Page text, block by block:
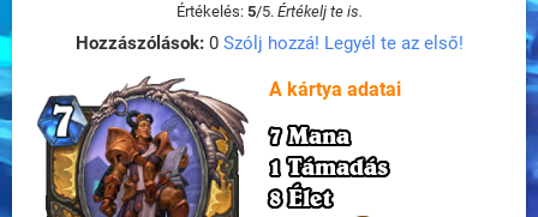
Értékelés: 5/5. Értékelj te is.
Hozzászólások:0 Szólj hozzá! Legyél te az első!
A kártya adatai
7 Mana
1 Támadás
8 Élet